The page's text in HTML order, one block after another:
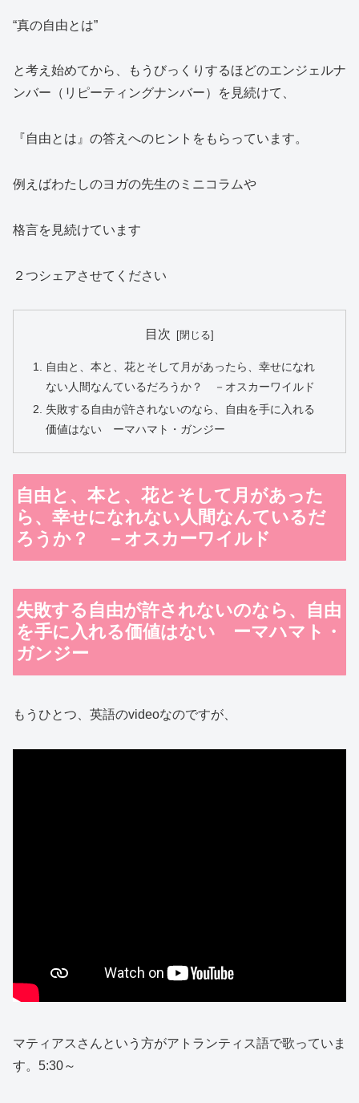
“真の自由とは”
と考え始めてから、もうびっくりするほどのエンジェルナ
ンバー（リピーティングナンバー）を見続けて、
『自由とは』の答えへのヒントをもらっています。
例えばわたしのヨガの先生のミニコラムや
格言を見続けています
２つシェアさせてください
目次
自由と、本と、花とそして月があったら、幸せになれ
ない人間なんているだろうか？ －オスカーワイルド
失敗する自由が許されないのなら、自由を手に入れる
価値はない ーマハマト・ガンジー
自由と、本と、花とそして月があった
ら、幸せになれない人間なんているだ
ろうか？ －オスカーワイルド
失敗する自由が許されないのなら、自由
を手に入れる価値はない ーマハマト・
ガンジー
もうひとつ、英語のvideoなのですが、
マティアスさんという方がアトランティス語で歌っていま
す。5:30～